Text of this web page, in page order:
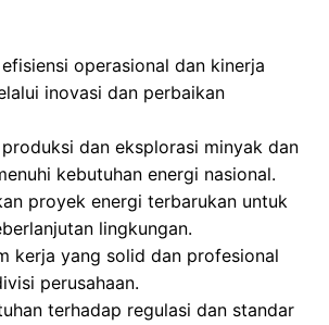
operasional dan kinerja
inovasi dan perbaikan
dan eksplorasi minyak dan
kebutuhan energi nasional.
proyek energi terbarukan untuk
lingkungan.
kerja yang solid dan profesional
perusahaan.
terhadap regulasi dan standar